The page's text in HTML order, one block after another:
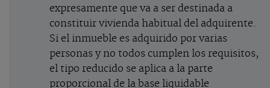
expresamente que va a ser destinada a
constituir vivienda habitual del adquirente.
Si el inmueble es adquirido por varias
personas y no todos cumplen los requisitos,
el tipo reducido se aplica a la parte
proporcional de la base liquidable